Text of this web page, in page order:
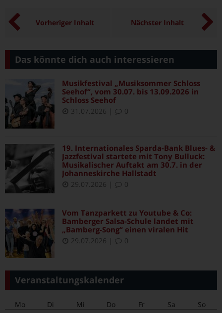
Vorheriger Inhalt Nächster Inhalt
Das könnte dich auch interessieren
Musikfestival „Musiksommer Schloss
Seehof“, vom 30.07. bis 13.09.2026 in
Schloss Seehof
31.07.2026 0
19. Internationales Sparda-Bank Blues- &
Jazzfestival startete mit Tony Bulluck:
Musikalischer Auftakt am 30.7. in der
Johanneskirche Hallstadt
29.07.2026 0
Vom Tanzparkett zu Youtube & Co:
Bamberger Salsa-Schule landet mit
„Bamberg-Song“ einen viralen Hit
29.07.2026 0
Veranstaltungskalender
Mo Di Mi Do Fr Sa So